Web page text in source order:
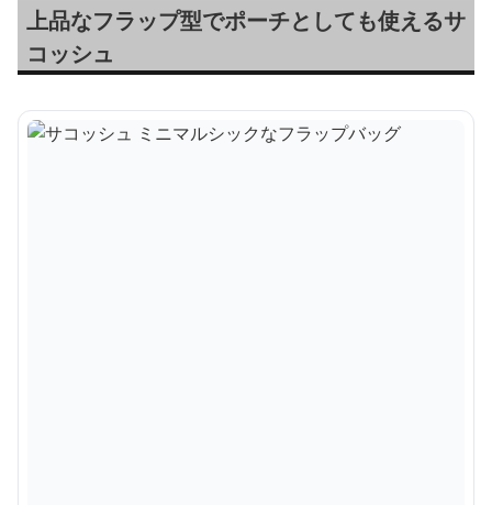
上品なフラップ型でポーチとしても使えるサ
コッシュ